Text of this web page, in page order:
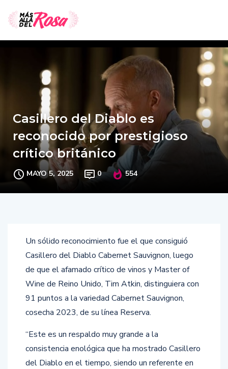
Casillero del Diablo es
reconocido por prestigioso
crítico británico​
MAYO 5, 2025 0 554
Un sólido reconocimiento fue el que consiguió
Casillero del Diablo Cabernet Sauvignon, luego
de que el afamado crítico de vinos y Master of
Wine de Reino Unido, Tim Atkin, distinguiera con
91 puntos a la variedad Cabernet Sauvignon,
cosecha 2023, de su línea Reserva.​
“Este es un respaldo muy grande a la
consistencia enológica que ha mostrado Casillero
del Diablo en el tiempo, siendo un referente en